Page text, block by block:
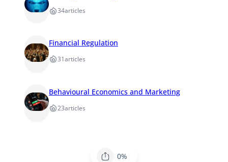
34articles
Financial Regulation
31articles
Behavioural Economics and Marketing
23articles
0%